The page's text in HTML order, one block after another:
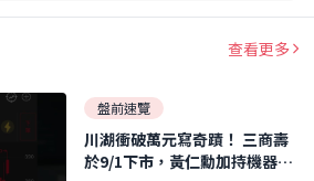
查看更多
盤前速覽
川湖衝破萬元寫奇蹟！ 三商壽
於9/1下市，黃仁勳加持機器人